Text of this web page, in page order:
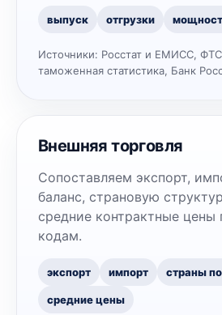
выпуск отгрузки
Источники: Росстат и ЕМИСС,
таможенная статистика, Банк
Внешняя торговля
Сопоставляем экспорт,
баланс, страновую
средние контрактные
кодам.
экспорт импорт страны
средние цены